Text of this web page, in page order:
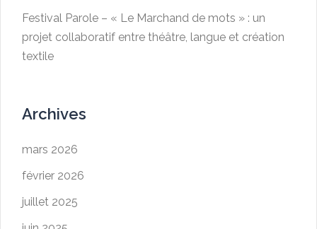
Festival Parole – « Le Marchand de mots » : un
projet collaboratif entre théâtre, langue et création
textile
Archives
mars 2026
février 2026
juillet 2025